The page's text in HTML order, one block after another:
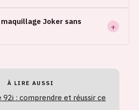
Joker sans
À LIRE AUSSI
92i : comprendre et réussir ce